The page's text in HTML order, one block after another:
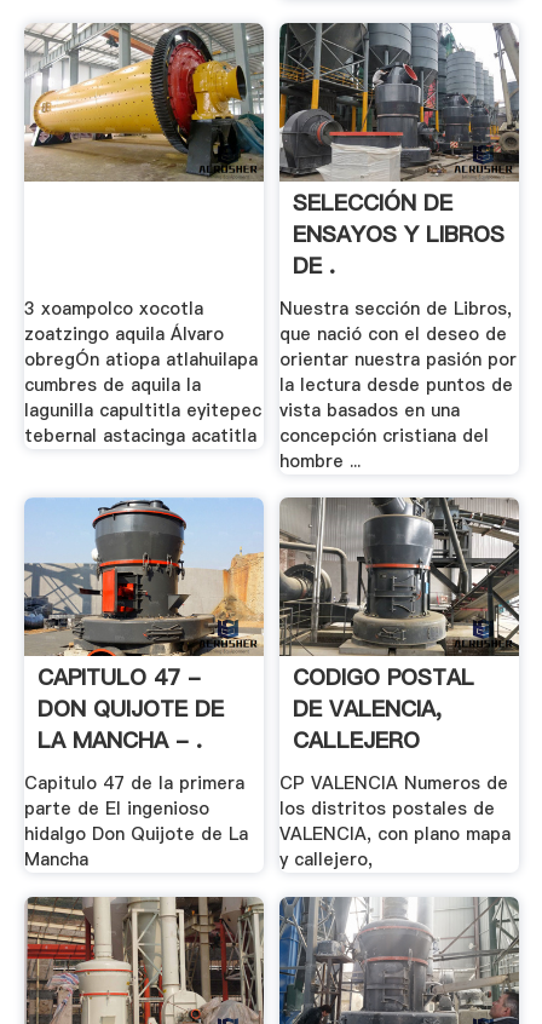
3 xoampolco xocotla
zoatzingo aquila Álvaro
obregÓn atiopa atlahuilapa
cumbres de aquila la
lagunilla capultitla eyitepec
tebernal astacinga acatitla
SELECCIÓN DE
ENSAYOS Y LIBROS
DE .
Nuestra sección de Libros,
que nació con el deseo de
orientar nuestra pasión por
la lectura desde puntos de
vista basados en una
concepción cristiana del
hombre ...
CAPITULO 47 -
DON QUIJOTE DE
LA MANCHA - .
Capitulo 47 de la primera
parte de El ingenioso
hidalgo Don Quijote de La
Mancha
CODIGO POSTAL
DE VALENCIA,
CALLEJERO
CP VALENCIA Numeros de
los distritos postales de
VALENCIA, con plano mapa
y callejero,